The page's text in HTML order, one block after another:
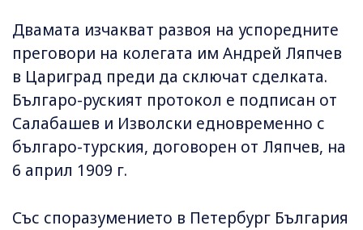
Двамата изчакват развоя на успоредните
преговори на колегата им Андрей Ляпчев
в Цариград преди да сключат сделката.
Българо-руският протокол е подписан от
Салабашев и Изволски едновременно с
българо-турския, договорен от Ляпчев, на
6 април 1909 г.
Със споразумението в Петербург България